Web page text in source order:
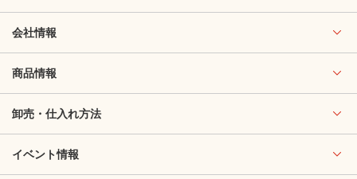
会社情報
商品情報
卸売・仕入れ方法
イベント情報